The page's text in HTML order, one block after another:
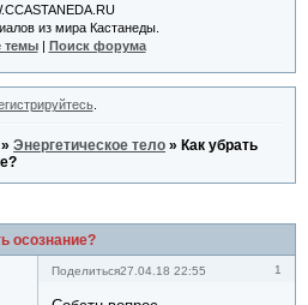
из мира Кастанеды.
темы| Поиск форума
.
»Энергетическое тело » Как убрать
осознание?
Поделиться 1
27.04.18 22:55